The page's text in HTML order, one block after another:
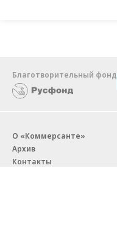
Благотворительный фонд
О «Коммерсанте»
Архив
Контакты